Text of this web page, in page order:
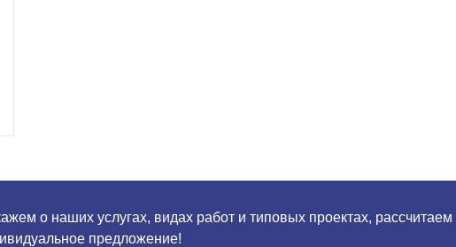
о наших услугах, видах работ и типовых проектах, рассчитаем
предложение!